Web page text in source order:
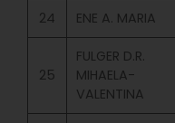
24 ENE A. MARIA
25
FULGER D.R.
MIHAELA-
VALENTINA